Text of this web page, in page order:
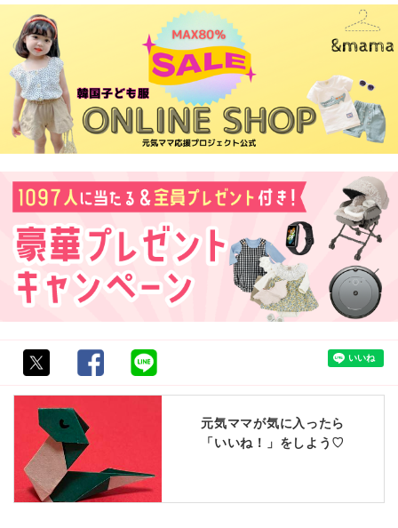
元気ママが気に入ったら
「いいね！」をしよう♡